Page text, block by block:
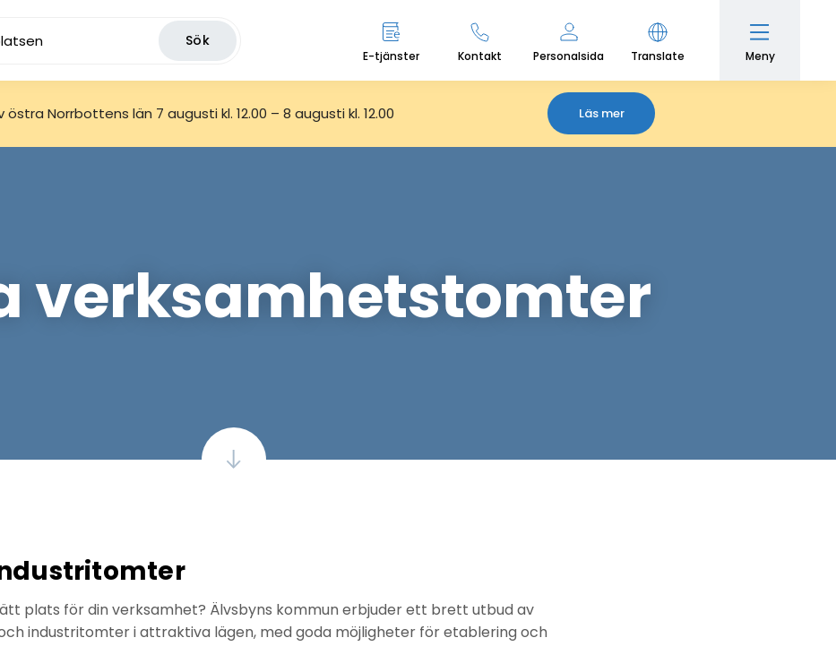
Sök
E-tjänster Kontakt Personalsida Translate Meny
Norrbottens län 7 augusti kl. 12.00 – 8 augusti kl. 12.00 Läs mer
verksamhetstomter
plats för din verksamhet? Älvsbyns kommun erbjuder ett brett utbud av
industritomter i attraktiva lägen, med goda möjligheter för etablering och